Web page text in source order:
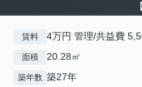
賃料 4万円 管理/共益費
面積 20.28㎡
築年数 築27年